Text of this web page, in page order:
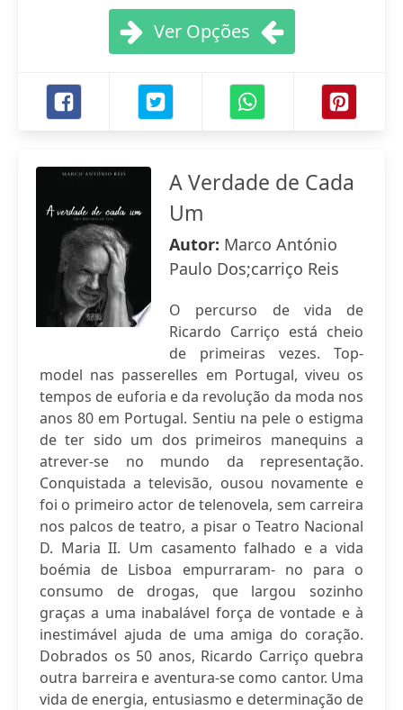
Ver Opções
A Verdade de Cada
Um
Autor: Marco António
Paulo Dos;carriço Reis
O percurso de vida de
Ricardo Carriço está cheio
de primeiras vezes. Top-
model nas passerelles em Portugal, viveu os
tempos de euforia e da revolução da moda nos
anos 80 em Portugal. Sentiu na pele o estigma
de ter sido um dos primeiros manequins a
atrever-se no mundo da representação.
Conquistada a televisão, ousou novamente e
foi o primeiro actor de telenovela, sem carreira
nos palcos de teatro, a pisar o Teatro Nacional
D. Maria II. Um casamento falhado e a vida
boémia de Lisboa empurraram- no para o
consumo de drogas, que largou sozinho
graças a uma inabalável força de vontade e à
inestimável ajuda de uma amiga do coração.
Dobrados os 50 anos, Ricardo Carriço quebra
outra barreira e aventura-se como cantor. Uma
vida de energia, entusiasmo e determinação de